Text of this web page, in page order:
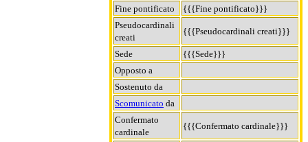
Fine pontificato
{{{Fine pontificato}}}
Pseudocardinali
creati
{{{Pseudocardinali creati}}}
Sede
{{{Sede}}}
Opposto a
Sostenuto da
Scomunicato da
Confermato
cardinale
{{{Confermato cardinale}}}